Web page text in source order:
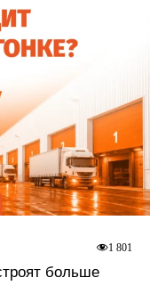
больше
1 801